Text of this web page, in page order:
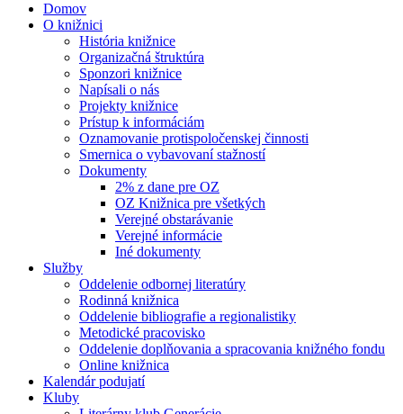
Domov
O knižnici
História knižnice
Organizačná štruktúra
Sponzori knižnice
Napísali o nás
Projekty knižnice
Prístup k informáciám
Oznamovanie protispoločenskej činnosti
Smernica o vybavovaní stažností
Dokumenty
2% z dane pre OZ
OZ Knižnica pre všetkých
Verejné obstarávanie
Verejné informácie
Iné dokumenty
Služby
Oddelenie odbornej literatúry
Rodinná knižnica
Oddelenie bibliografie a regionalistiky
Metodické pracovisko
Oddelenie doplňovania a spracovania knižného fondu
Online knižnica
Kalendár podujatí
Kluby